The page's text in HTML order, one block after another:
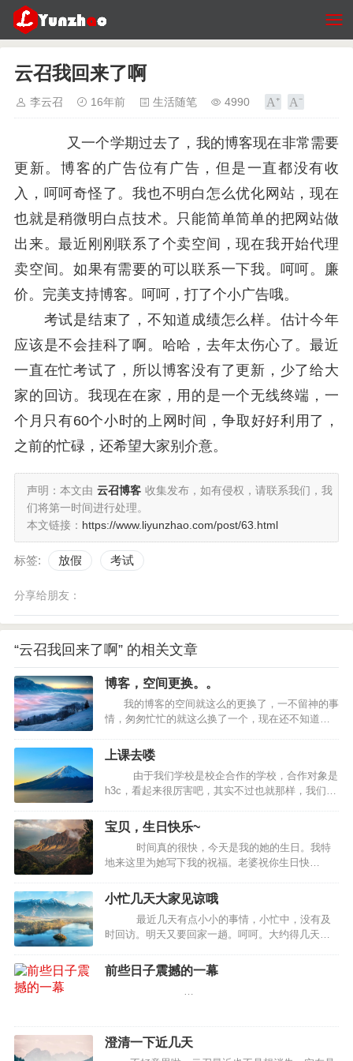
云召我回来了啊
李云召 16年前 生活随笔 4990
又一个学期过去了，我的博客现在非常需要
更新。博客的广告位有广告，但是一直都没有收
入，呵呵奇怪了。我也不明白怎么优化网站，现在
也就是稍微明白点技术。只能简单简单的把网站做
出来。最近刚刚联系了个卖空间，现在我开始代理
卖空间。如果有需要的可以联系一下我。呵呵。廉
价。完美支持博客。呵呵，打了个小广告哦。
考试是结束了，不知道成绩怎么样。估计今年
应该是不会挂科了啊。哈哈，去年太伤心了。最近
一直在忙考试了，所以博客没有了更新，少了给大
家的回访。我现在在家，用的是一个无线终端，一
个月只有60个小时的上网时间，争取好好利用了，
之前的忙碌，还希望大家别介意。
声明：本文由 云召博客 收集发布，如有侵权，请联系我们，我
们将第一时间进行处理。
本文链接： https://www.liyunzhao.com/post/63.html
标签: 放假 考试
分享给朋友：
“云召我回来了啊” 的相关文章
博客，空间更换。。
我的博客的空间就这么的更换了，一不留神的事
情，匆匆忙忙的就这么换了一个，现在还不知道稳
录，请和小弟说一声哦，QQ980034555，这个是网
通的线，可能在北方访问的速度较快一些。 &n…
上课去喽
由于我们学校是校企合作的学校，合作对象是
h3c，看起来很厉害吧，其实不过也就那样，我们每
质。方法就是看视频，然后每个人都要上台进行演
讲，说是锻炼我们的演讲能力…
宝贝，生日快乐~
时间真的很快，今天是我的她的生日。我特
地来这里为她写下我的祝福。老婆祝你生日快
小忙几天大家见谅哦
最近几天有点小小的事情，小忙中，没有及
时回访。明天又要回家一趟。呵呵。大约得几天不
定回访，感谢大家对云召的支持。嘿嘿。。…
前些日子震撼的一幕
…
澄清一下近几天